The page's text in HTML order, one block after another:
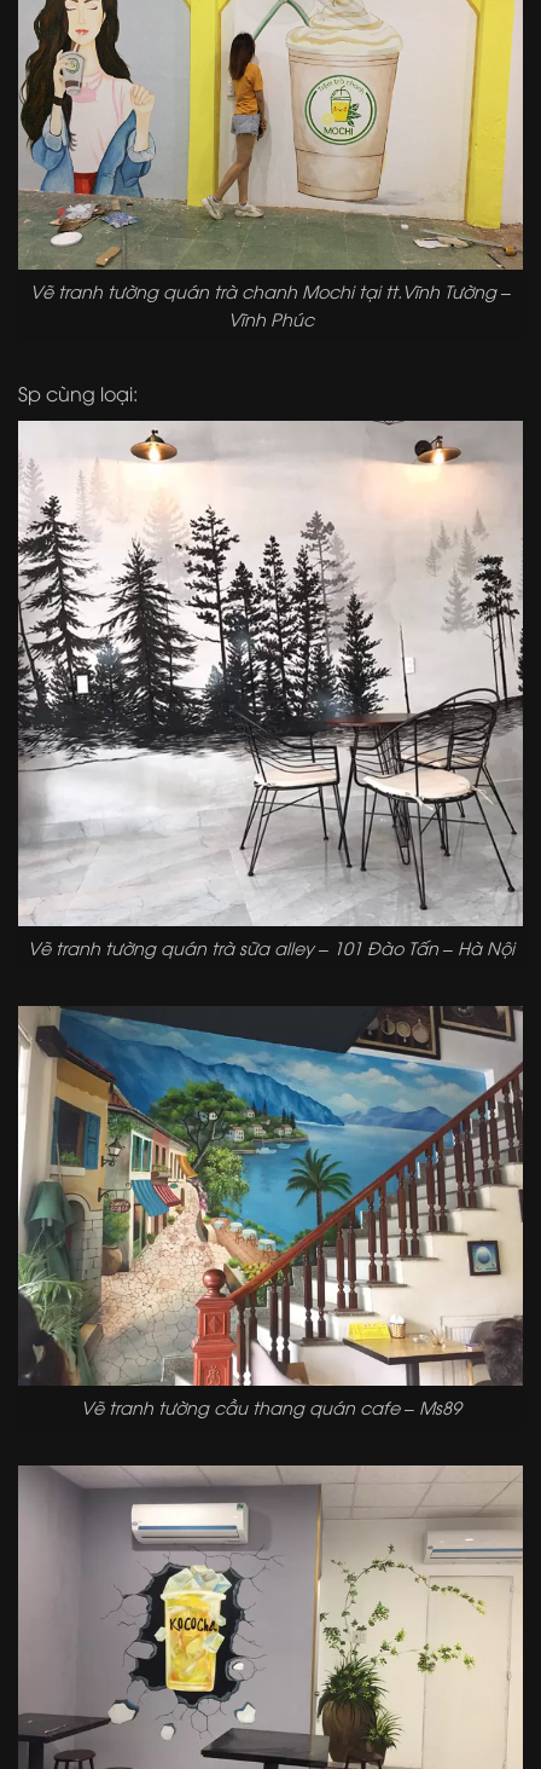
Vẽ tranh tường quán trà chanh Mochi tại tt.Vĩnh Tường –
Vĩnh Phúc
Sp cùng loại:
Vẽ tranh tường quán trà sữa alley – 101 Đào Tấn – Hà Nội
Vẽ tranh tường cầu thang quán cafe – Ms89